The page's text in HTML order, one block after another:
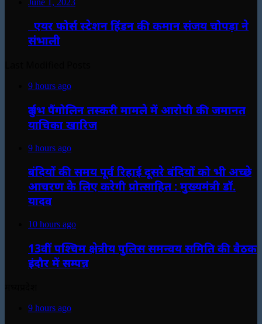
एयर फोर्स स्टेशन हिंडन की कमान संजय चोपड़ा ने
संभाली
9 hours ago
दुर्लभ पैंगोलिन तस्करी मामले में आरोपी की जमानत
याचिका खारिज
9 hours ago
बंदियों की समय पूर्व रिहाई दूसरे बंदियों को भी अच्छे
आचरण के लिए करेगी प्रोत्साहित : मुख्यमंत्री डॉ.
यादव
10 hours ago
13वीं पश्चिम क्षेत्रीय पुलिस समन्वय समिति की बैठक
इंदौर में सम्पन्न
9 hours ago